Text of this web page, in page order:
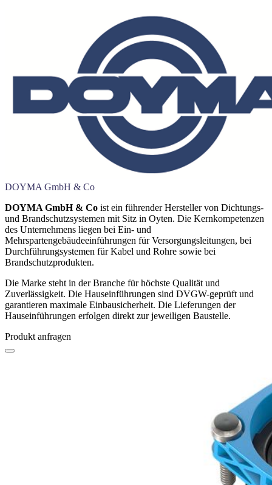
DOYMA GmbH & Co
DOYMA GmbH & Co ist ein führender Hersteller von Dichtungs-
und Brandschutzsystemen mit Sitz in Oyten. Die Kernkompetenzen
des Unternehmens liegen bei Ein- und
Mehrspartengebäudeeinführungen für Versorgungsleitungen, bei
Durchführungsystemen für Kabel und Rohre sowie bei
Brandschutzprodukten.
Die Marke steht in der Branche für höchste Qualität und
Zuverlässigkeit. Die Hauseinführungen sind DVGW-geprüft und
garantieren maximale Einbausicherheit. Die Lieferungen der
Hauseinführungen erfolgen direkt zur jeweiligen Baustelle.
Produkt anfragen